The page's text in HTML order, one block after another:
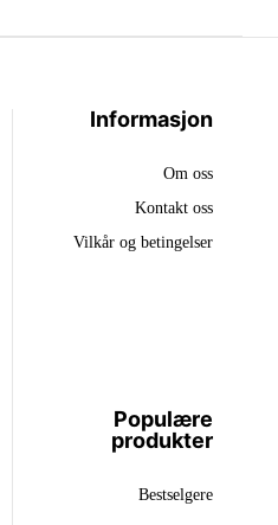
Informasjon
Om oss
Kontakt oss
Vilkår og betingelser
Populære
produkter
Bestselgere